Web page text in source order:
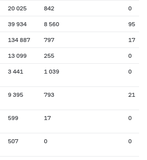
20 025 842 0
39 934 8 560 95
134 887 797 17
13 099 255 0
3 441 1 039 0
9 395 793 21
599 17 0
507 0 0